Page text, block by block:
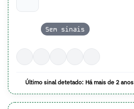
Sem sinais
Último sinal detetado: Há mais de 2 anos